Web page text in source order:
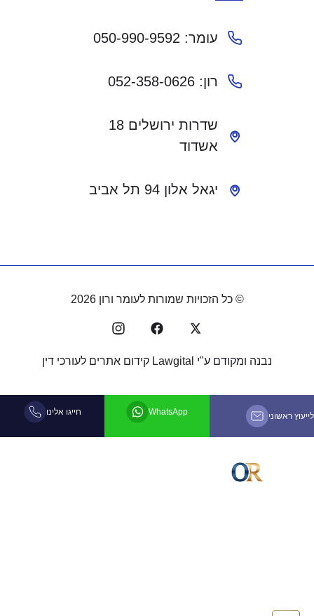
עומר: 050-990-9592
רון: 052-358-0626
שדרות ירושלים 18
אשדוד
יגאל אלון 94 תל אביב
© כל הזכויות שמורות לעומר ורון 2026
נבנה ומקודם ע"י Lawgital קידום אתרים לעורכי דין
לייעוץ ראשוני WhatsApp חייגו אלינו